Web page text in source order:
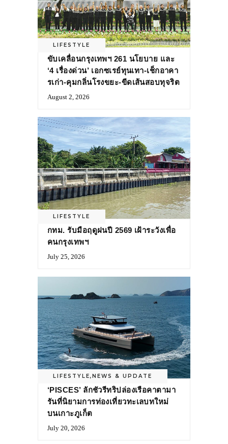
LIFESTYLE
ขับเคลื่อนกรุงเทพฯ 261 นโยบาย และ
‘4 เรื่องด่วน’ เอกซเรย์ทุนเทา-เช็กอาคา
รเก่า-คุมกลิ่นโรงขยะ-ขีดเส้นสอบทุจริต
August 2, 2026
LIFESTYLE
กทม. รับมือฤดูฝนปี 2569 เฝ้าระวังเพื่อ
คนกรุงเทพฯ
July 25, 2026
LIFESTYLE, NEWS & UPDATE
‘PISCES’ ลักชัวรีทริปล่องเรือคาตามา
รันที่นิยามการท่องเที่ยวทะเลบทใหม่
บนเกาะภูเก็ต
July 20, 2026